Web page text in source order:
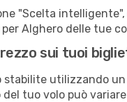
"Scelta
Alghero delle tue
sui tuoi
stabilite utilizzando
tuo volo può